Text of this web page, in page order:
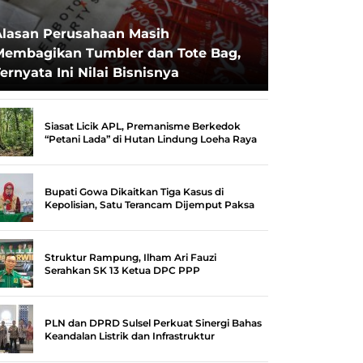
Perusahaan Masih
Tumbler dan Tote Bag,
Ini Nilai Bisnisnya
Siasat Licik APL, Premanisme Berkedok
“Petani Lada” di Hutan Lindung Loeha Raya
Bupati Gowa Dikaitkan Tiga Kasus di
Kepolisian, Satu Terancam Dijemput Paksa
Struktur Rampung, Ilham Ari Fauzi
Serahkan SK 13 Ketua DPC PPP
PLN dan DPRD Sulsel Perkuat Sinergi Bahas
Keandalan Listrik dan Infrastruktur